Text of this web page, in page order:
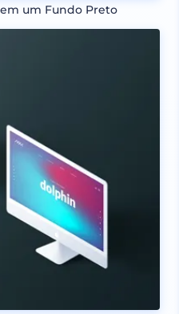
um Fundo Preto